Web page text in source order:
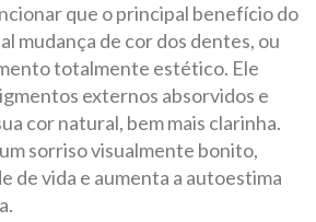
que o principal benefício do
mudança de cor dos dentes, ou
totalmente estético. Ele
externos absorvidos e
cor natural, bem mais clarinha.
sorriso visualmente bonito,
de vida e aumenta a autoestima